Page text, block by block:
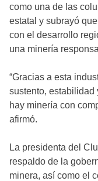
como una de las
estatal y subrayó
con el desarrollo
una minería
“Gracias a esta
sustento, estabilidad
hay minería con
afirmó.
La presidenta del
respaldo de la
minera, así como el